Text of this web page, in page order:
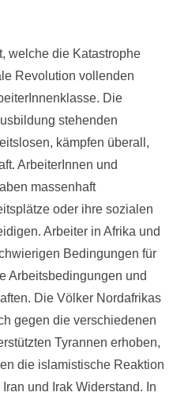
welche die Katastrophe
Revolution vollenden
Die
stehenden
kämpfen überall,
ArbeiterInnen und
massenhaft
oder ihre sozialen
Arbeiter in Afrika und
Bedingungen für
Arbeitsbedingungen und
Die Völker Nordafrikas
gegen die verschiedenen
Tyrannen erhoben,
die islamistische Reaktion
und Irak Widerstand. In